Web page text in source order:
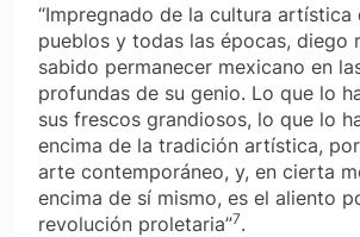
“Impregnado de la cultura
pueblos y todas las épocas, diego
sabido permanecer mexicano en
profundas de su genio. Lo que lo
sus frescos grandiosos, lo que lo
encima de la tradición artística,
arte contemporáneo, y, en cierta
encima de sí mismo, es el aliento
revolución proletaria”7.